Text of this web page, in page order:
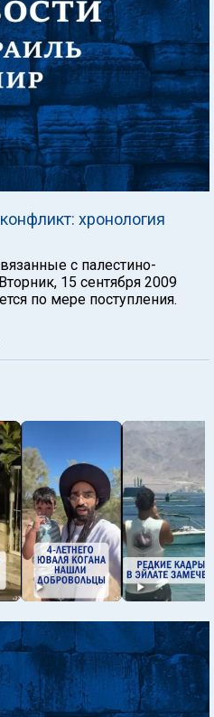
хронология
с палестино-
15 сентября 2009
по мере поступления.